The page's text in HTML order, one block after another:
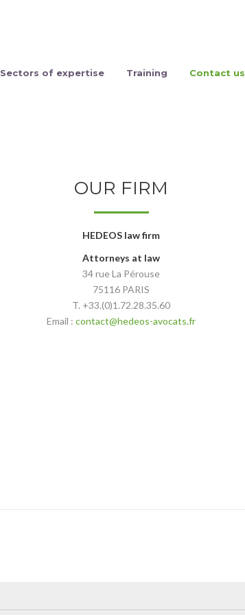
Sectors of expertise Training Contact us
OUR FIRM
HEDEOS law firm
Attorneys at law
34 rue La Pérouse
75116 PARIS
T. +33.(0)1.72.28.35.60
Email : contact@hedeos-avocats.fr